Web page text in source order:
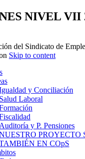
NIVEL VII
del Sindicato de
Skip to content
y Conciliación
Salud Laboral
Auditoría y P. Pensiones
PROYECTO
EN COpS